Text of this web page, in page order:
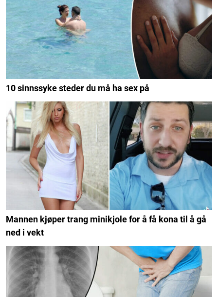
10 sinnssyke steder du må ha sex på
Mannen kjøper trang minikjole for å få kona til å gå
ned i vekt